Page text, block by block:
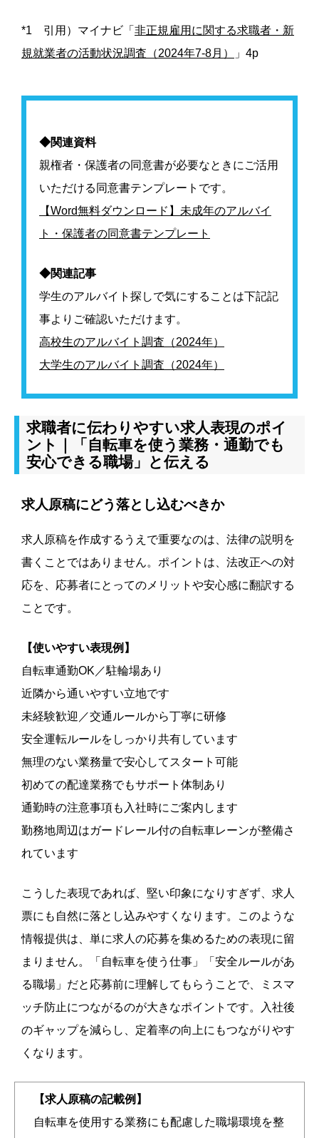
*1 引用）マイナビ「 非正規雇用に関する求職者・新
規就業者の活動状況調査（2024年7-8月）
」4p
◆関連資料
親権者・保護者の同意書が必要なときにご活用
いただける同意書テンプレートです。
【Word無料ダウンロード】未成年のアルバイ
ト・保護者の同意書テンプレート
◆関連記事
学生のアルバイト探しで気にすることは下記記
事よりご確認いただけます。
高校生のアルバイト調査（2024年）
大学生のアルバイト調査（2024年）
求職者に伝わりやすい求人表現のポイ
ント｜「自転車を使う業務・通勤でも
安心できる職場」と伝える
求人原稿にどう落とし込むべきか
求人原稿を作成するうえで重要なのは、法律の説明を
書くことではありません。ポイントは、法改正への対
応を、応募者にとってのメリットや安心感に翻訳する
ことです。
【使いやすい表現例】
自転車通勤OK／駐輪場あり
近隣から通いやすい立地です
未経験歓迎／交通ルールから丁寧に研修
安全運転ルールをしっかり共有しています
無理のない業務量で安心してスタート可能
初めての配達業務でもサポート体制あり
通勤時の注意事項も入社時にご案内します
勤務地周辺はガードレール付の自転車レーンが整備さ
れています
こうした表現であれば、堅い印象になりすぎず、求人
票にも自然に落とし込みやすくなります。このような
情報提供は、単に求人の応募を集めるための表現に留
まりません。「自転車を使う仕事」「安全ルールがあ
る職場」だと応募前に理解してもらうことで、ミスマ
ッチ防止につながるのが大きなポイントです。入社後
のギャップを減らし、定着率の向上にもつながりやす
くなります。
【求人原稿の記載例】
自転車を使用する業務にも配慮した職場環境を整